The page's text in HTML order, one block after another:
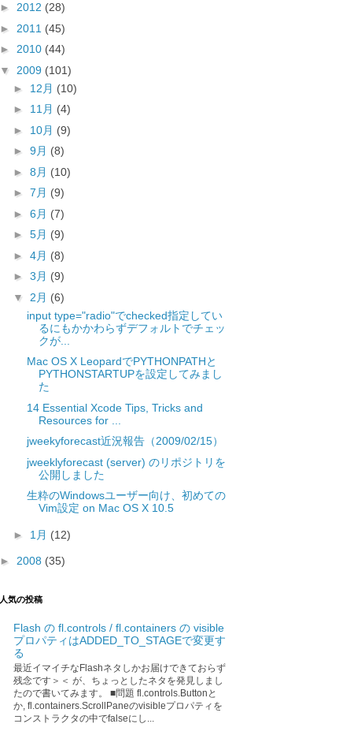
► 2012 (28)
► 2011 (45)
► 2010 (44)
▼ 2009 (101)
► 12月 (10)
► 11月 (4)
► 10月 (9)
► 9月 (8)
► 8月 (10)
► 7月 (9)
► 6月 (7)
► 5月 (9)
► 4月 (8)
► 3月 (9)
▼ 2月 (6)
input type="radio"でchecked指定してい
るにもかかわらずデフォルトでチェッ
クが...
Mac OS X LeopardでPYTHONPATHと
PYTHONSTARTUPを設定してみまし
た
14 Essential Xcode Tips, Tricks and
Resources for ...
jweekyforecast近況報告（2009/02/15）
jweeklyforecast (server) のリポジトリを
公開しました
生粋のWindowsユーザー向け、初めての
Vim設定 on Mac OS X 10.5
► 1月 (12)
► 2008 (35)
人気の投稿
Flash の fl.controls / fl.containers の visible
プロパティはADDED_TO_STAGEで変更す
る
最近イマイチなFlashネタしかお届けできておらず
残念です＞＜ が、ちょっとしたネタを発見しまし
たので書いてみます。 ■問題 fl.controls.Buttonと
か, fl.containers.ScrollPaneのvisibleプロパティを
コンストラクタの中でfalseにし...